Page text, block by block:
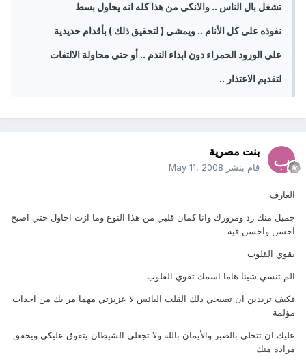
تشغل بال الناس .. والانكى من هذا كله انه يحاول بسط
نفوذه على كل الأنام .. ويمشي ( لتحقيق ذلك ) بأقدام حديدية
على الورود الحمراء دون ابداء الندم .. أو حتى محاولة الالتفات
لتقديم الاعتذار ..
بنت مصرية
قام بنشر May 11, 2008
العارف
جميل منك رد ومرورك وانا كمان قلبي من هذا النوع وما ازت احاول حتي اصبح
احسن واحسن فيه
تقوي القلوب
الم تنسي شيئا هاما اسمك تقوي القلوب
فكيف تريدين ان تصبحي ذلك القلب البائس لا عزيزتي مهما مر بك من احداث
مؤلمة
عليك ان تتحلي بالصبر والأيمان بالله ولا تجعلي الشيطان يتفوق عليكي ويحقق
مراده منك